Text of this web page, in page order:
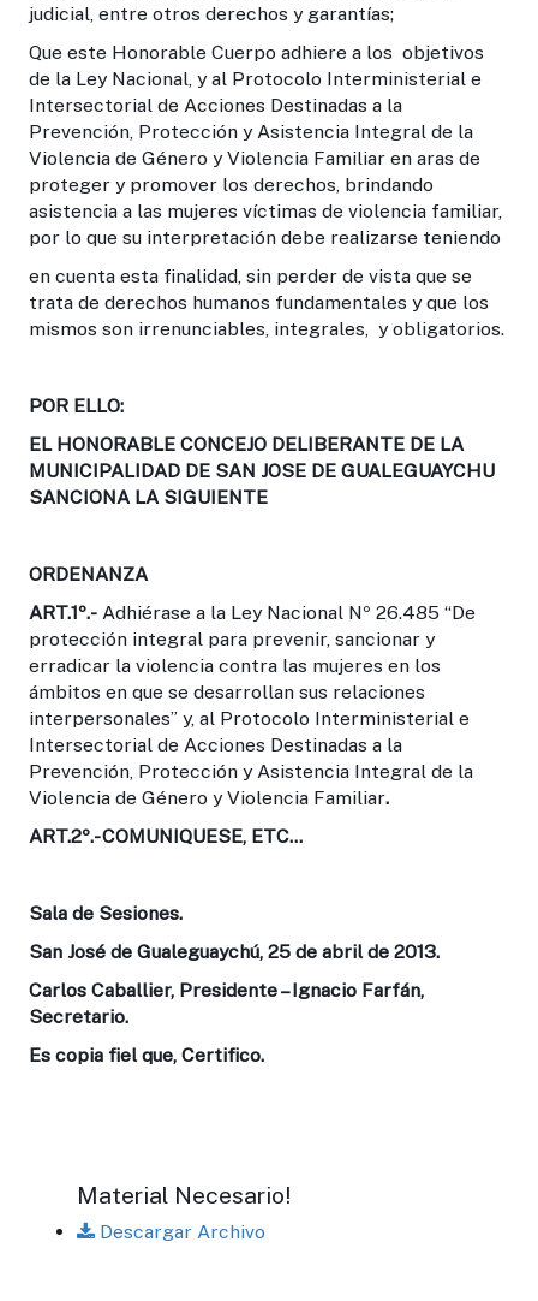
judicial, entre otros derechos y garantías;
Que este Honorable Cuerpo adhiere a los objetivos
de la Ley Nacional, y al Protocolo Interministerial e
Intersectorial de Acciones Destinadas a la
Prevención, Protección y Asistencia Integral de la
Violencia de Género y Violencia Familiar en aras de
proteger y promover los derechos, brindando
asistencia a las mujeres víctimas de violencia familiar,
por lo que su interpretación debe realizarse teniendo
en cuenta esta finalidad, sin perder de vista que se
trata de derechos humanos fundamentales y que los
mismos son irrenunciables, integrales, y obligatorios.
POR ELLO:
EL HONORABLE CONCEJO DELIBERANTE DE LA
MUNICIPALIDAD DE SAN JOSE DE GUALEGUAYCHU
SANCIONA LA SIGUIENTE
ORDENANZA
ART.1º.- Adhiérase a la Ley Nacional Nº 26.485 “De
protección integral para prevenir, sancionar y
erradicar la violencia contra las mujeres en los
ámbitos en que se desarrollan sus relaciones
interpersonales” y, al Protocolo Interministerial e
Intersectorial de Acciones Destinadas a la
Prevención, Protección y Asistencia Integral de la
Violencia de Género y Violencia Familiar.
ART.2º.- COMUNIQUESE, ETC…
Sala de Sesiones.
San José de Gualeguaychú, 25 de abril de 2013.
Carlos Caballier, Presidente – Ignacio Farfán,
Secretario.
Es copia fiel que, Certifico.
Material Necesario!
Descargar Archivo